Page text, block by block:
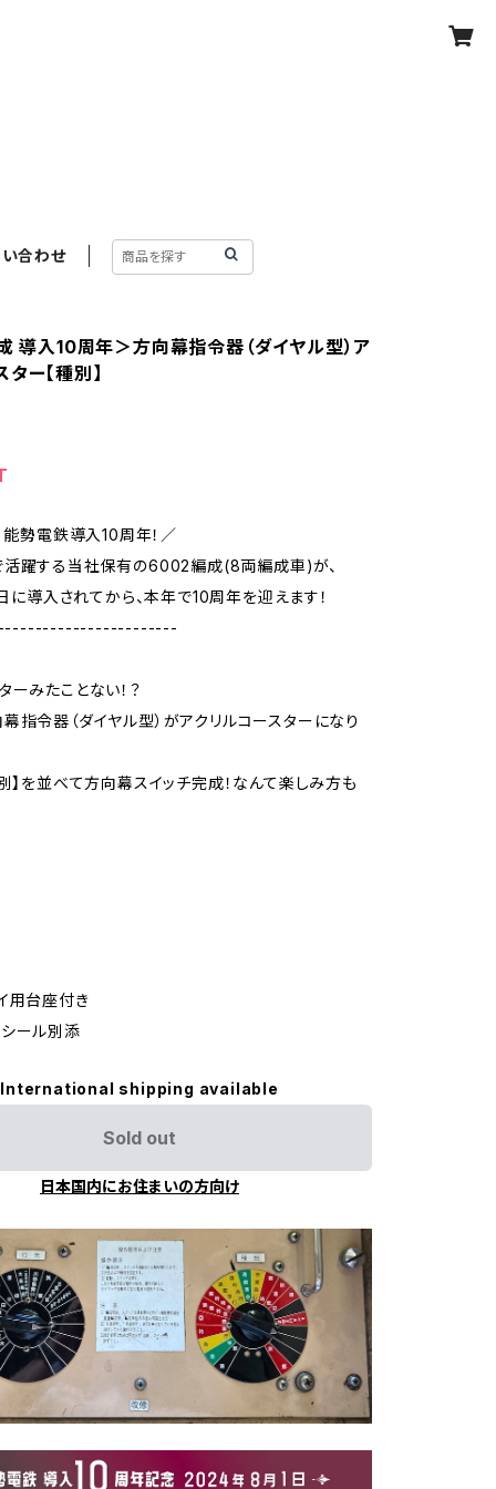
合わせ
導入10周年＞方向幕指令器（ダイヤル型）ア
ー【種別】
勢電鉄導入10周年！／
躍する当社保有の6002編成(8両編成車)が、
導入されてから、本年で10周年を迎えます！
ーみたことない！？
指令器（ダイヤル型）がアクリルコースターになり
別】を並べて方向幕スイッチ完成！なんて楽しみ方も
用台座付き
ール別添
International shipping available
Sold out
日本国内にお住まいの方向け